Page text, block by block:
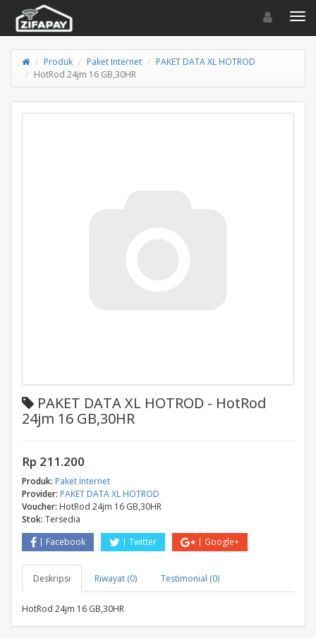
Toggle
Produk Paket Internet
PAKET DATA XL HOTROD
HotRod 24jm 16 GB,30HR
PAKET DATA XL HOTROD - HotRod
24jm 16 GB,30HR
Rp 211.200
Produk: Paket Internet
Provider: PAKET DATA XL HOTROD
Voucher: HotRod 24jm 16 GB,30HR
Stok: Tersedia
Facebook
Twitter Google+
Deskripsi Riwayat (0) Testimonial (0)
HotRod 24jm 16 GB,30HR